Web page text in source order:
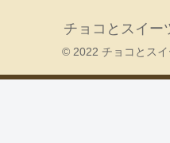
チョコとスイー
© 2022 チョコとス